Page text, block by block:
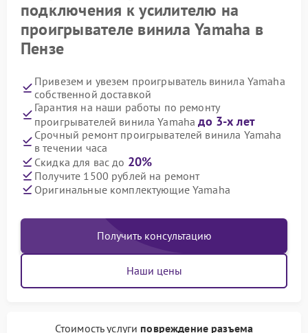
подключения к усилителю на
проигрывателе винила Yamaha в
Пензе
Привезем и увезем проигрыватель винила Yamaha
собственной доставкой
Гарантия на наши работы по ремонту
проигрывателей винила Yamahaдо 3-х лет
Срочный ремонт проигрывателей винила Yamaha
в течении часа
Скидка для вас до 20%
Получите 1500 рублей на ремонт
Оригинальные комплектующие Yamaha
Получить консультацию
Наши цены
Стоимость услуги повреждение разъема